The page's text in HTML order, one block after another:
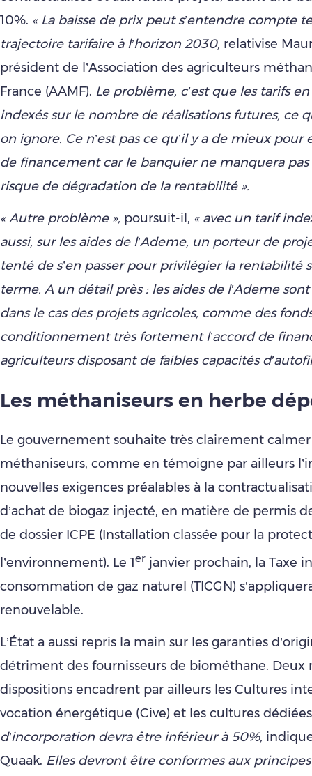
10%. « La baisse de prix peut s’entendre compte
trajectoire tarifaire à l’horizon 2030, relativise
président de l’Association des agriculteurs
France (AAMF). Le problème, c’est que les tarifs
indexés sur le nombre de réalisations futures, ce
on ignore. Ce n’est pas ce qu’il y a de mieux
de financement car le banquier ne manquera
risque de dégradation de la rentabilité ».
« Autre problème », poursuit-il, «avec un tarif
aussi, sur les aides de l’Ademe, un porteur de
tenté de s’en passer pour privilégier la rentabilité
terme. A un détail près : les aides de l’Ademe
dans le cas des projets agricoles, comme des
conditionnement très fortement l’accord de
agriculteurs disposant de faibles capacités
Les méthaniseurs en herbe
Le gouvernement souhaite très clairement calmer
méthaniseurs, comme en témoigne par ailleurs
nouvelles exigences préalables à la
d’achat de biogaz injecté, en matière de permis
de dossier ICPE (Installation classée pour la
l’environnement). Le 1er janvier prochain, la Taxe
consommation de gaz naturel (TICGN)
renouvelable.
L’État a aussi repris la main sur les garanties
détriment des fournisseurs de biométhane. Deux
dispositions encadrent par ailleurs les Cultures
vocation énergétique (Cive) et les cultures
d’incorporation devra être inférieur à 50%,
Quaak. Elles devront être conformes aux